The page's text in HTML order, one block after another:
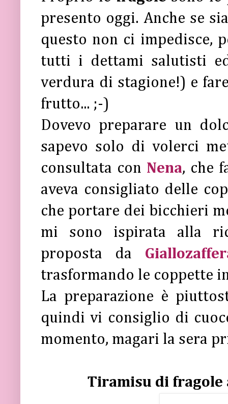
presento oggi. Anche se
questo non ci impedisce,
tutti i dettami salutisti
verdura di stagione!) e
frutto... ;-)
Dovevo preparare un
sapevo solo di volerci
consultata con Nena, che
aveva consigliato delle
che portare dei bicchieri
mi sono ispirata alla
proposta da
trasformando le coppette
La preparazione è
quindi vi consiglio di
momento, magari la sera
Tiramisu di